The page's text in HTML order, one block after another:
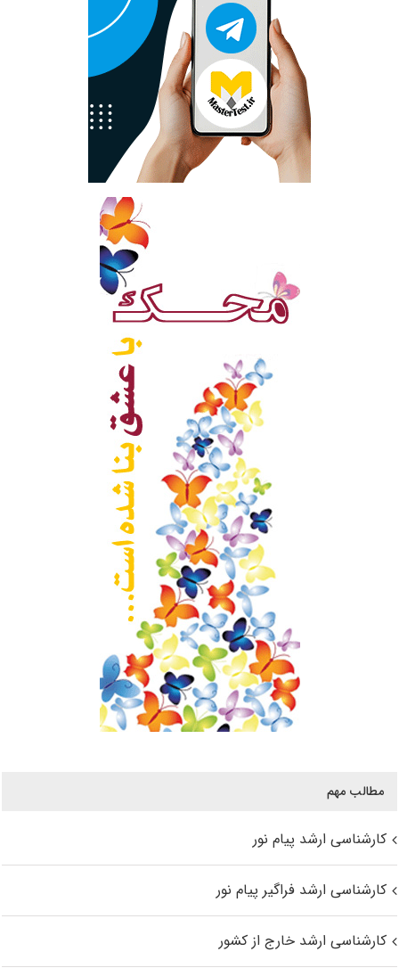
مطالب مهم
کارشناسی ارشد پیام نور
کارشناسی ارشد فراگیر پیام نور
کارشناسی ارشد خارج از کشور